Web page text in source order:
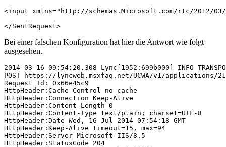
<input xmlns="http://schemas.Microsoft.com/rtc/2012/03/
</SentRequest>
Bei einer falschen Konfiguration hat hier die Antwort wie folgt
ausgesehen.
2014-03-16 09:54:20.308 Lync[1952:699b000] INFO
POST https://lyncweb.msxfaq.net/UCWA/v1/applications/
Request Id: 0x66e45c9
HttpHeader:Cache-Control no-cache
HttpHeader:Connection Keep-Alive
HttpHeader:Content-Length 0
HttpHeader:Content-Type text/plain; charset=UTF-8
HttpHeader:Date Wed, 16 Jul 2014 07:54:18 GMT
HttpHeader:Keep-Alive timeout=15, max=94
HttpHeader:Server Microsoft-IIS/8.5
HttpHeader:StatusCode 204